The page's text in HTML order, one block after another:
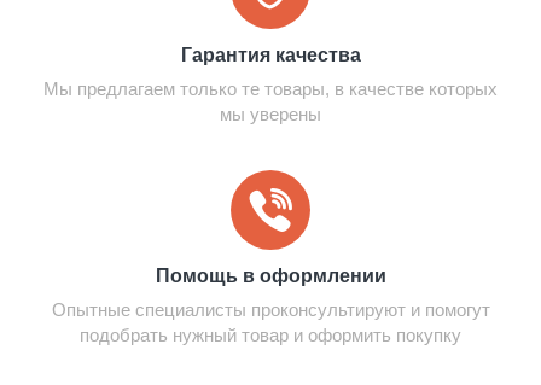
Гарантия качества
Мы предлагаем только те товары, в качестве которых
мы уверены
Помощь в оформлении
Опытные специалисты проконсультируют и помогут
подобрать нужный товар и оформить покупку